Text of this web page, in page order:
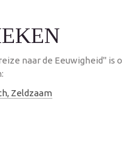
naar de Eeuwigheid" is
Zeldzaam